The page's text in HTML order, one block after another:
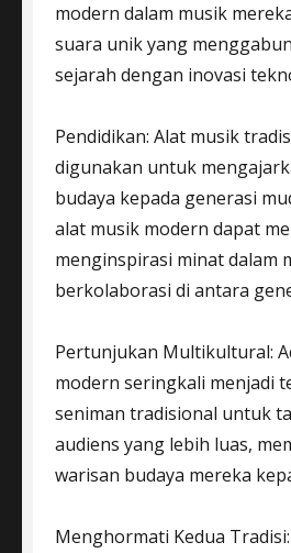
modern dalam musik
suara unik yang
sejarah dengan inovasi
Pendidikan: Alat musik
digunakan untuk
budaya kepada generasi
alat musik modern dapat
menginspirasi minat dalam
berkolaborasi di antara
Pertunjukan Multikultural:
modern seringkali menjadi
seniman tradisional untuk
audiens yang lebih luas,
warisan budaya mereka
Menghormati Kedua